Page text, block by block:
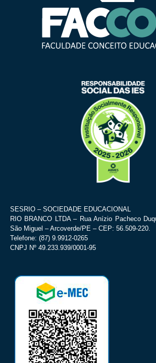
SESRIO – SOCIEDADE EDUCACIONAL
RIO BRANCO LTDA – Rua Anízio Pacheco
São Miguel – Arcoverde/PE – CEP: 56.509-220.
Telefone: (87) 9.9912-0265
CNPJ Nº 49.233.939/0001-95